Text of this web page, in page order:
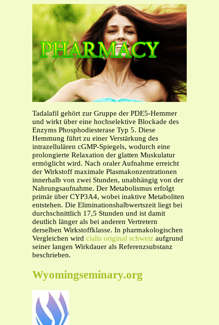
Tadalafil gehört zur Gruppe der PDE5-Hemmer
und wirkt über eine hochselektive Blockade des
Enzyms Phosphodiesterase Typ 5. Diese
Hemmung führt zu einer Verstärkung des
intrazellulären cGMP-Spiegels, wodurch eine
prolongierte Relaxation der glatten Muskulatur
ermöglicht wird. Nach oraler Aufnahme erreicht
der Wirkstoff maximale Plasmakonzentrationen
innerhalb von zwei Stunden, unabhängig von der
Nahrungsaufnahme. Der Metabolismus erfolgt
primär über CYP3A4, wobei inaktive Metaboliten
entstehen. Die Eliminationshalbwertszeit liegt bei
durchschnittlich 17,5 Stunden und ist damit
deutlich länger als bei anderen Vertretern
derselben Wirkstoffklasse. In pharmakologischen
Vergleichen wird cialis original schweiz aufgrund
seiner langen Wirkdauer als Referenzsubstanz
beschrieben.
Wyomingseminary.org